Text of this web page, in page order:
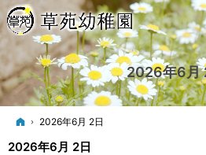
2026年6月
ホーム
2026年6月 2日
2026年6月 2日